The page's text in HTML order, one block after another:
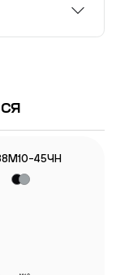
45ЧН